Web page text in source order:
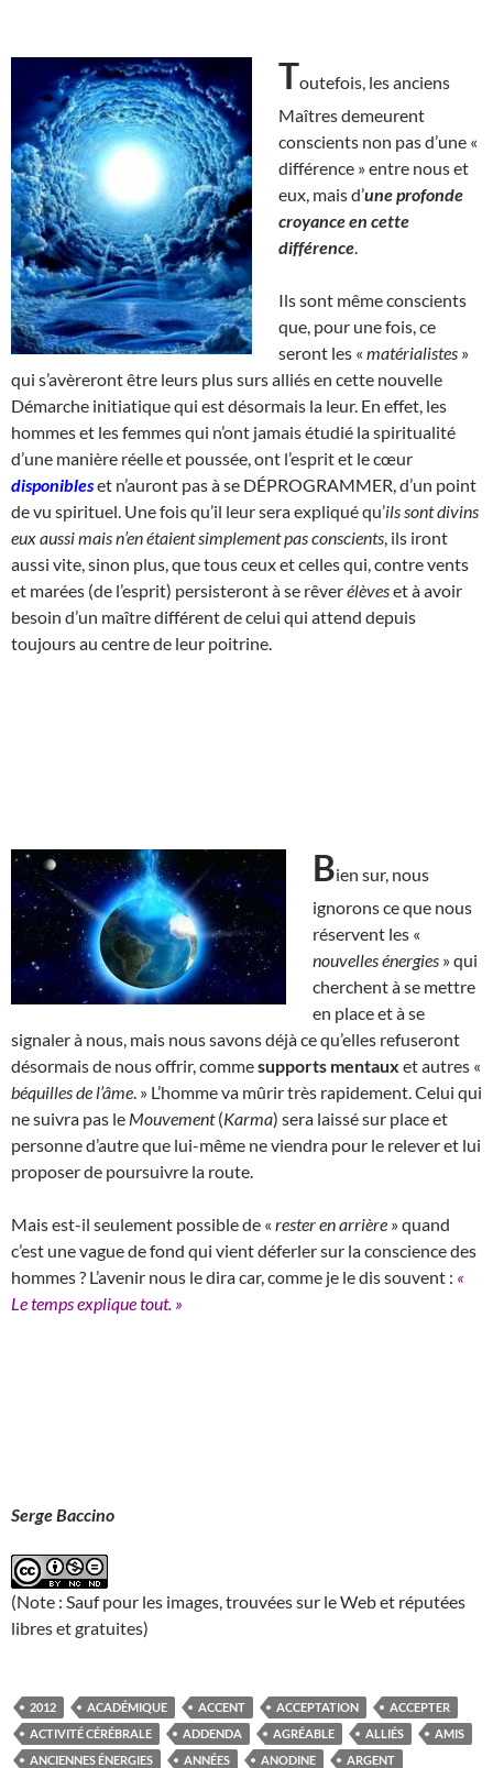
Toutefois, les anciens
Maîtres demeurent
conscients non pas d’une «
différence » entre nous et
eux, mais d’une profonde
croyance en cette
différence
Ils sont même conscients
que, pour une fois, ce
seront les « matérialistes »
qui s’avèreront être leurs plus surs alliés en cette nouvelle
Démarche initiatique qui est désormais la leur. En effet, les
hommes et les femmes qui n’ont jamais étudié la spiritualité
d’une manière réelle et poussée, ont l’esprit et le cœur
disponibleset n’auront pas à se DÉPROGRAMMER, d’un point
de vu spirituel. Une fois qu’il leur sera expliqué qu’ils sont divins
eux aussi mais n’en étaient simplement pas conscients , ils iront
aussi vite, sinon plus, que tous ceux et celles qui, contre vents
et marées (de l’esprit) persisteront à se rêverélèveset à avoir
besoin d’un maître différent de celui qui attend depuis
toujours au centre de leur poitrine.
Bien sur, nous
ignorons ce que nous
réservent les «
nouvelles énergies » qui
cherchent à se mettre
en place et à se
signaler à nous, mais nous savons déjà ce qu’elles refuseront
désormais de nous offrir, commesupports mentaux et autres «
béquilles de l’âme . » L’homme va mûrir très rapidement. Celui qui
ne suivra pas le Mouvement(Karma) sera laissé sur place et
personne d’autre que lui-même ne viendra pour le relever et lui
proposer de poursuivre la route.
Mais est-il seulement possible de « rester en arrière » quand
c’est une vague de fond qui vient déferler sur la conscience des
hommes ? L’avenir nous le dira car, comme je le dis souvent : «
Le temps explique tout. »
Serge Baccino
(Note : Sauf pour les images, trouvées sur le Web et réputées
libres et gratuites)
2012 ACADÉMIQUE ACCENT ACCEPTATION
ACCEPTER
ACTIVITÉ CÉRÉBRALE
ADDENDA AGRÉABLE ALLIÉS
AMIS
ANCIENNES ÉNERGIES
ANNÉES ANODINE
ARGENT